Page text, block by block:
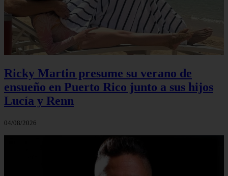
Ricky Martin presume su verano de
ensueño en Puerto Rico junto a sus hijos
Lucía y Renn
04/08/2026